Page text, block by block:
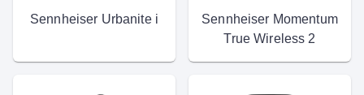
Sennheiser Urbanite i
Sennheiser Momentum
True Wireless 2